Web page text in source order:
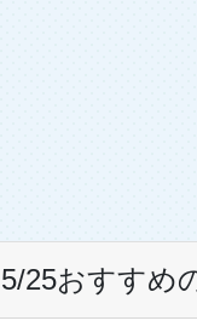
5/25おすすめ